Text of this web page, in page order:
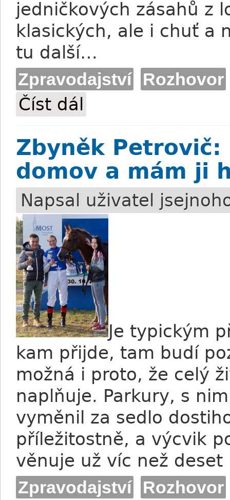
jedničkových zásahů z
klasických, ale i chuť a
tu další…
Zpravodajství Rozhovor
Číst dál
Zbyněk
domov a mám ji
Napsal uživatel
Je typickým
kam přijde, tam budí
možná i proto, že celý
naplňuje. Parkury, s
vyměnil za sedlo
příležitostně, a výcvik
věnuje už víc než
Zpravodajství Rozhovor